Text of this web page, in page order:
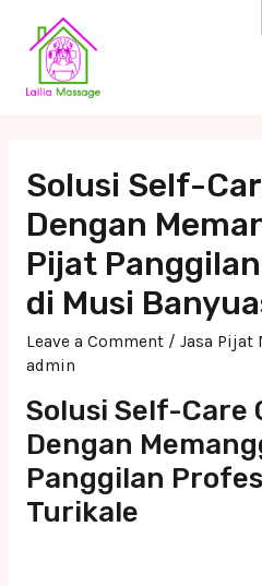
content
Solusi Self-
Dengan
Pijat
di Musi
Leave a Comment / Jasa Pijat
admin
Solusi Self-Care
Dengan
Panggilan
Turikale